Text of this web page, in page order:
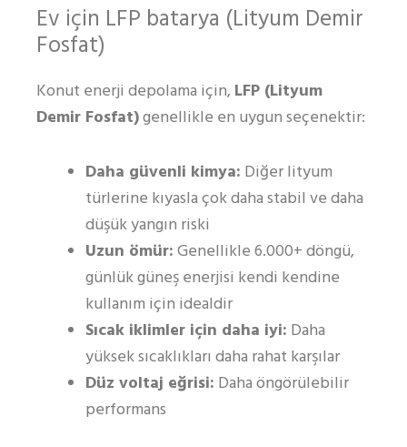
Ev için LFP batarya (Lityum Demir
Fosfat)
Konut enerji depolama için, LFP (Lityum
Demir Fosfat)genellikle en uygun seçenektir:
Daha güvenli kimya: Diğer lityum
türlerine kıyasla çok daha stabil ve daha
düşük yangın riski
Uzun ömür:Genellikle 6.000+ döngü,
günlük güneş enerjisi kendi kendine
kullanım için idealdir
Sıcak iklimler için daha iyi: Daha
yüksek sıcaklıkları daha rahat karşılar
Düz voltaj eğrisi: Daha öngörülebilir
performans